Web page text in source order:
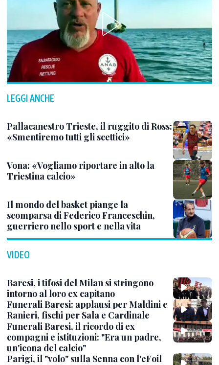
LEGGI ANCHE
Pallacanestro Trieste, il ruggito di Ross:
«Smentiremo tutti gli scettici»
Vona: «Vogliamo riportare in alto la
Triestina calcio»
Il mondo del basket piange la
scomparsa di Federico Franceschin,
guerriero nello sport e nella vita
VIDEO
Baresi, i tifosi del Milan si stringono
intorno al loro ex capitano
Funerali Baresi: applausi per Maldini e
Ranieri, fischi per Sala e Cardinale
Funerali Baresi, il ricordo di ex
compagni e istituzioni: "Era un padre,
un'icona del calcio"
Parigi, il "volo" sulla Senna con l'eFoil